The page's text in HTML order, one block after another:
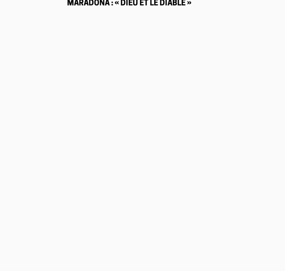
MARADONA : « DIEU ET LE DIABLE »